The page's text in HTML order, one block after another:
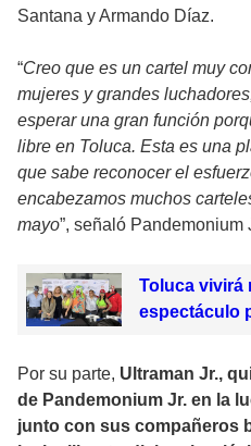
Santana y Armando Díaz.
“Creo que es un cartel muy
mujeres y grandes
esperar una gran función
libre en Toluca. Esta es una
que sabe reconocer el
encabezamos muchos
mayo”, señaló Pandemonium
Toluca vivirá
espectáculo
Por su parte, Ultraman Jr.,
de Pandemonium Jr. en la
junto con sus compañeros